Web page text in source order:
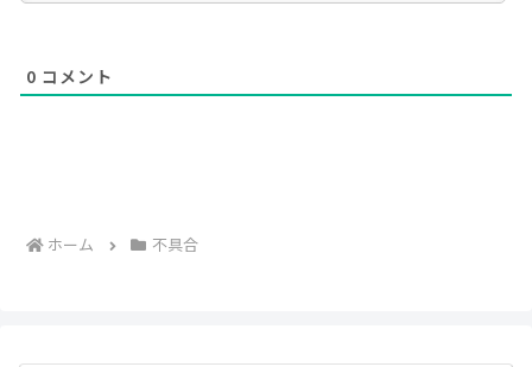
0 コメント
ホーム 不具合